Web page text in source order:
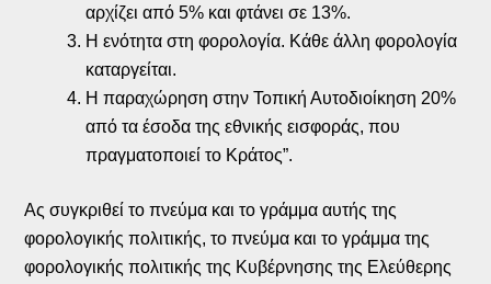
αρχίζει από 5% και φτάνει σε 13%.
Η ενότητα στη φορολογία. Κάθε άλλη φορολογία
καταργείται.
Η παραχώρηση στην Τοπική Αυτοδιοίκηση 20%
από τα έσοδα της εθνικής εισφοράς, που
πραγματοποιεί το Κράτος”.
Ας συγκριθεί το πνεύμα και το γράμμα αυτής της
φορολογικής πολιτικής, το πνεύμα και το γράμμα της
φορολογικής πολιτικής της Κυβέρνησης της Ελεύθερης